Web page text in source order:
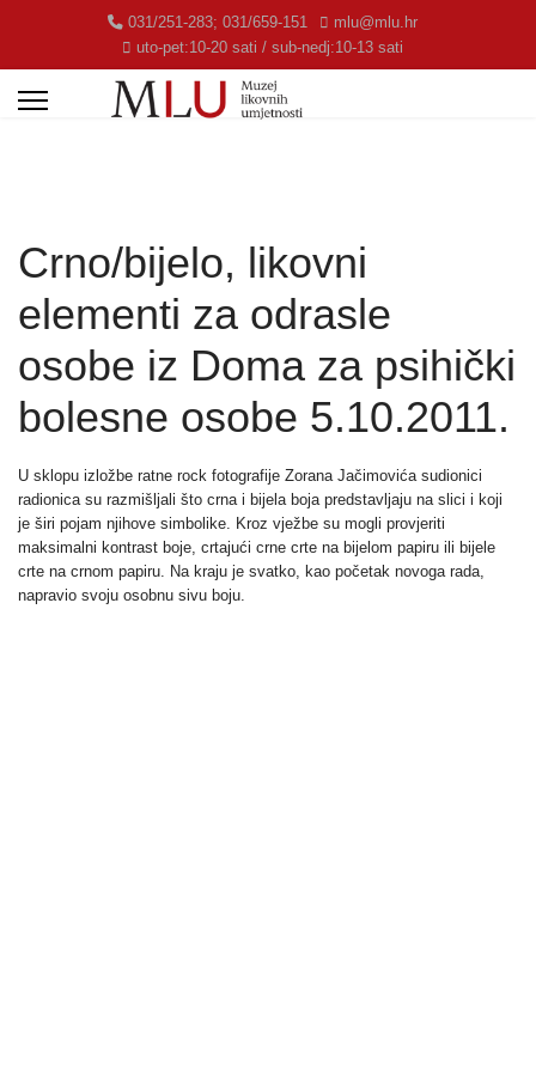
031/251-283; 031/659-151
mlu@mlu.hr
uto-pet:10-20 sati / sub-nedj:10-13 sati
Crno/bijelo, likovni
elementi za odrasle
osobe iz Doma za psihički
bolesne osobe 5.10.2011.
U sklopu izložbe ratne rock fotografije Zorana Jačimovića sudionici
radionica su razmišljali što crna i bijela boja predstavljaju na slici i koji
je širi pojam njihove simbolike. Kroz vježbe su mogli provjeriti
maksimalni kontrast boje, crtajući crne crte na bijelom papiru ili bijele
crte na crnom papiru. Na kraju je svatko, kao početak novoga rada,
napravio svoju osobnu sivu boju.